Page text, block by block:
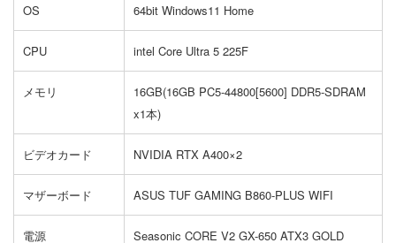
OS 64bit Windows11 Home
CPU intel Core Ultra 5 225F
メモリ
16GB(16GB PC5-44800[5600] DDR5-SDRAM
x1本)
ビデオカード NVIDIA RTX A400×2
マザーボード ASUS TUF GAMING B860-PLUS WIFI
電源 Seasonic CORE V2 GX-650 ATX3 GOLD